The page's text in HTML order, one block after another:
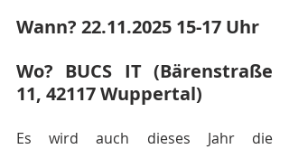
Wann? 22.11.2025 15-17 Uhr
Wo? BUCS IT (Bärenstraße
11, 42117 Wuppertal)
Es wird auch dieses Jahr die